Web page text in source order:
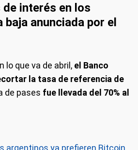
interés en los
baja anunciada por el
lo que va de abril, el Banco
la tasa de referencia de
de pases fue llevada del 70% al
argentinos ya prefieren Bitcoin